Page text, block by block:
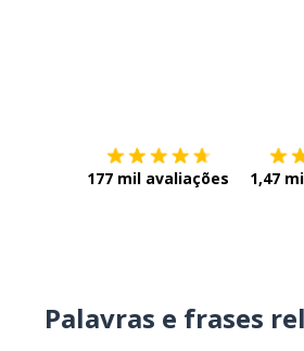
177 mil avaliações 1,47
Palavras e frases